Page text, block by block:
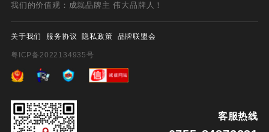
我们的价值观：成就品牌主 伟大品牌人！
客服热线
关于我们 服务协议 隐私政策 品牌联盟会
粤ICP备2022134935号